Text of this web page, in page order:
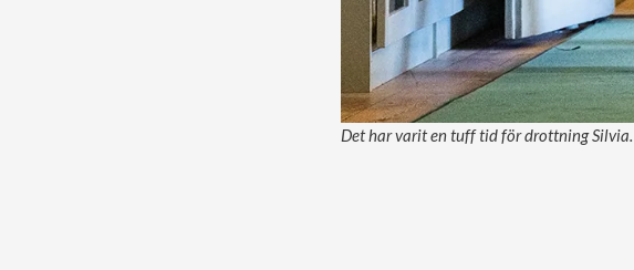
Det har varit en tuff tid för drottning